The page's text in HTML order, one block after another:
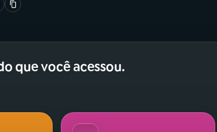
que você acessou.